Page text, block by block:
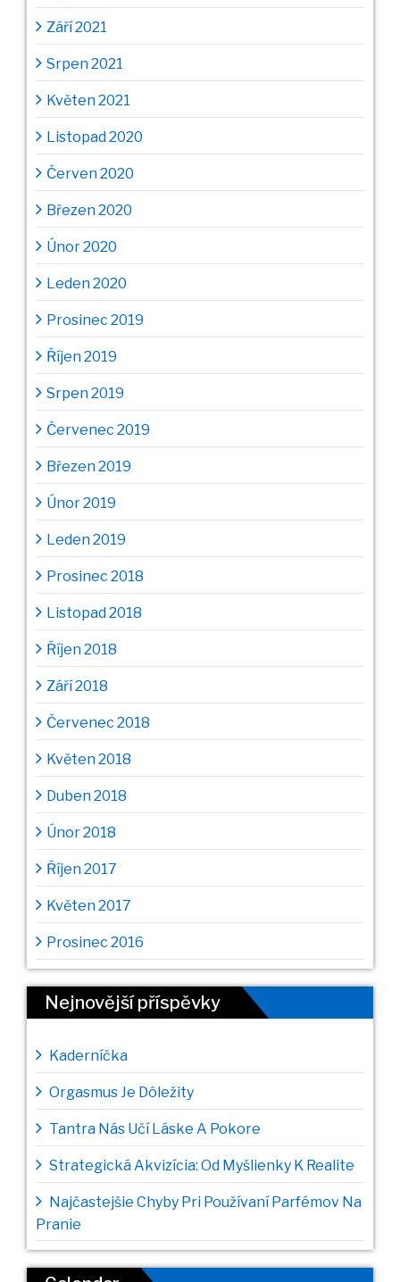
Září 2021
Srpen 2021
Květen 2021
Listopad 2020
Červen 2020
Březen 2020
Únor 2020
Leden 2020
Prosinec 2019
Říjen 2019
Srpen 2019
Červenec 2019
Březen 2019
Únor 2019
Leden 2019
Prosinec 2018
Listopad 2018
Říjen 2018
Září 2018
Červenec 2018
Květen 2018
Duben 2018
Únor 2018
Říjen 2017
Květen 2017
Prosinec 2016
Nejnovější příspěvky
Kaderníčka
Orgasmus Je Dôležity
Tantra Nás Učí Láske A Pokore
Strategická Akvizícia: Od Myšlienky K Realite
Najčastejšie Chyby Pri Používaní Parfémov Na
Pranie